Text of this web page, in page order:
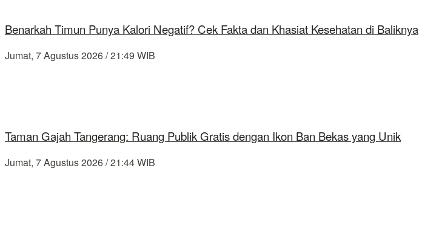
Benarkah Timun Punya Kalori Negatif? Cek Fakta dan Khasiat Kesehatan di Baliknya
Jumat, 7 Agustus 2026 / 21:49 WIB
Taman Gajah Tangerang: Ruang Publik Gratis dengan Ikon Ban Bekas yang Unik
Jumat, 7 Agustus 2026 / 21:44 WIB